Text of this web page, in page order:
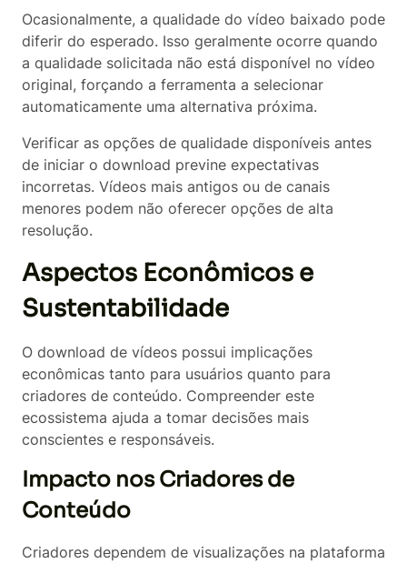
Ocasionalmente, a qualidade do vídeo baixado pode
diferir do esperado. Isso geralmente ocorre quando
a qualidade solicitada não está disponível no vídeo
original, forçando a ferramenta a selecionar
automaticamente uma alternativa próxima.
Verificar as opções de qualidade disponíveis antes
de iniciar o download previne expectativas
incorretas. Vídeos mais antigos ou de canais
menores podem não oferecer opções de alta
resolução.
Aspectos Econômicos e
Sustentabilidade
O download de vídeos possui implicações
econômicas tanto para usuários quanto para
criadores de conteúdo. Compreender este
ecossistema ajuda a tomar decisões mais
conscientes e responsáveis.
Impacto nos Criadores de
Conteúdo
Criadores dependem de visualizações na plataforma